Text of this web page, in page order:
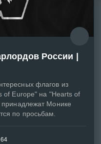
России |
флагов из
of Europe" на "Hearts of
принадлежат Монике
по просьбам.
64